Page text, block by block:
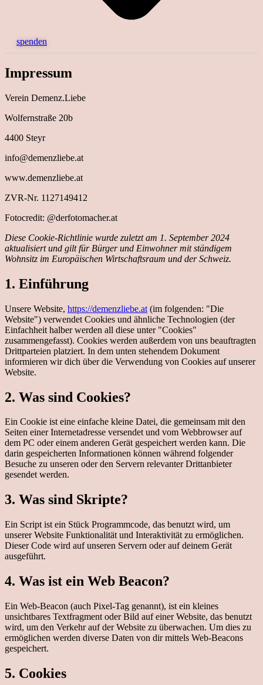
spenden
Impressum
Verein Demenz.Liebe
Wolfernstraße 20b
4400 Steyr
info@demenzliebe.at
www.demenzliebe.at
ZVR-Nr. 1127149412
Fotocredit: @derfotomacher.at
Diese Cookie-Richtlinie wurde zuletzt am 1. September 2024
aktualisiert und gilt für Bürger und Einwohner mit ständigem
Wohnsitz im Europäischen Wirtschaftsraum und der Schweiz.
1. Einführung
Unsere Website, https://demenzliebe.at (im folgenden: "Die
Website") verwendet Cookies und ähnliche Technologien (der
Einfachheit halber werden all diese unter "Cookies"
zusammengefasst). Cookies werden außerdem von uns beauftragten
Drittparteien platziert. In dem unten stehendem Dokument
informieren wir dich über die Verwendung von Cookies auf unserer
Website.
2. Was sind Cookies?
Ein Cookie ist eine einfache kleine Datei, die gemeinsam mit den
Seiten einer Internetadresse versendet und vom Webbrowser auf
dem PC oder einem anderen Gerät gespeichert werden kann. Die
darin gespeicherten Informationen können während folgender
Besuche zu unseren oder den Servern relevanter Drittanbieter
gesendet werden.
3. Was sind Skripte?
Ein Script ist ein Stück Programmcode, das benutzt wird, um
unserer Website Funktionalität und Interaktivität zu ermöglichen.
Dieser Code wird auf unseren Servern oder auf deinem Gerät
ausgeführt.
4. Was ist ein Web Beacon?
Ein Web-Beacon (auch Pixel-Tag genannt), ist ein kleines
unsichtbares Textfragment oder Bild auf einer Website, das benutzt
wird, um den Verkehr auf der Website zu überwachen. Um dies zu
ermöglichen werden diverse Daten von dir mittels Web-Beacons
gespeichert.
5. Cookies